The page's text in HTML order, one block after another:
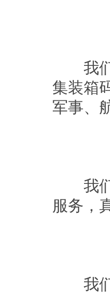
我们
集装箱
军事、
我们
服务，
我们